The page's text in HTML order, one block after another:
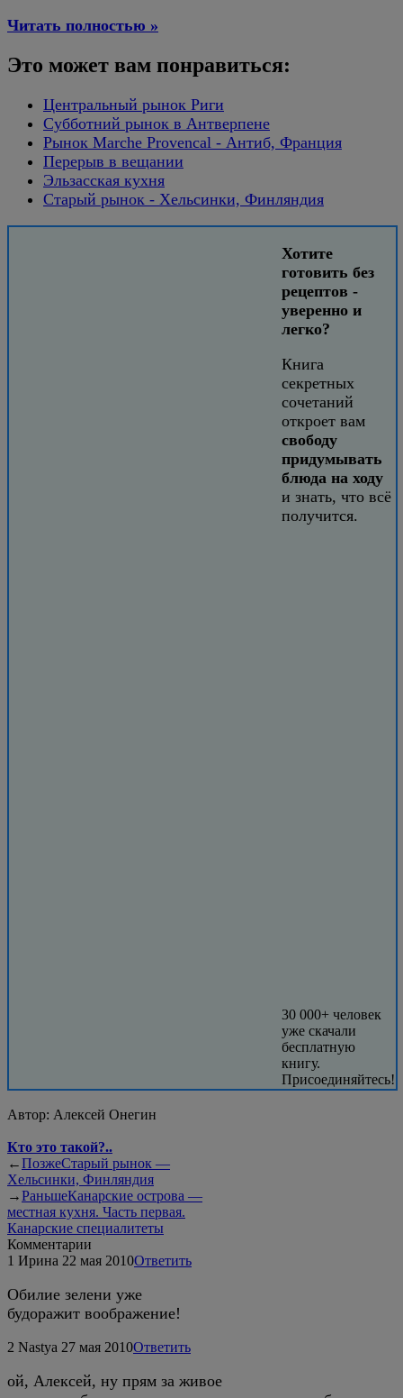
Читать полностью »
Это может вам понравиться:
Центральный рынок Риги
Субботний рынок в Антверпене
Рынок Marche Provencal - Антиб, Франция
Перерыв в вещании
Эльзасская кухня
Старый рынок - Хельсинки, Финляндия
Хотите
готовить без
рецептов -
уверенно и
легко?
Книга
секретных
сочетаний
откроет вам
свободу
придумывать
блюда на ходу
и знать, что всё
получится.
30 000+ человек
уже скачали
бесплатную
книгу.
Присоединяйтесь!
Автор: Алексей Онегин
Кто это такой?..
←ПозжеСтарый рынок —
Хельсинки, Финляндия
→РаньшеКанарские острова —
местная кухня. Часть первая.
Канарские специалитеты
Комментарии
1 Ирина 22 мая 2010Ответить
Обилие зелени уже
будоражит воображение!
2 Nastya 27 мая 2010Ответить
ой, Алексей, ну прям за живое